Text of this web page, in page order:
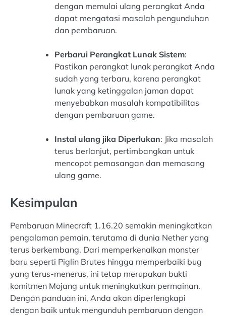
dengan memulai ulang perangkat Anda
dapat mengatasi masalah pengunduhan
dan pembaruan.
Perbarui Perangkat Lunak Sistem:
Pastikan perangkat lunak perangkat Anda
sudah yang terbaru, karena perangkat
lunak yang ketinggalan jaman dapat
menyebabkan masalah kompatibilitas
dengan pembaruan game.
Instal ulang jika Diperlukan: Jika masalah
terus berlanjut, pertimbangkan untuk
mencopot pemasangan dan memasang
ulang game.
Kesimpulan
Pembaruan Minecraft 1.16.20 semakin meningkatkan
pengalaman pemain, terutama di dunia Nether yang
terus berkembang. Dari memperkenalkan monster
baru seperti Piglin Brutes hingga memperbaiki bug
yang terus-menerus, ini tetap merupakan bukti
komitmen Mojang untuk meningkatkan permainan.
Dengan panduan ini, Anda akan diperlengkapi
dengan baik untuk mengunduh pembaruan dengan